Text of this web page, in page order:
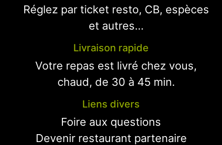
Réglez par ticket resto, CB, espèces
et autres...
Livraison rapide
Votre repas est livré chez vous,
chaud, de 30 à 45 min.
Liens divers
Foire aux questions
Devenir restaurant partenaire